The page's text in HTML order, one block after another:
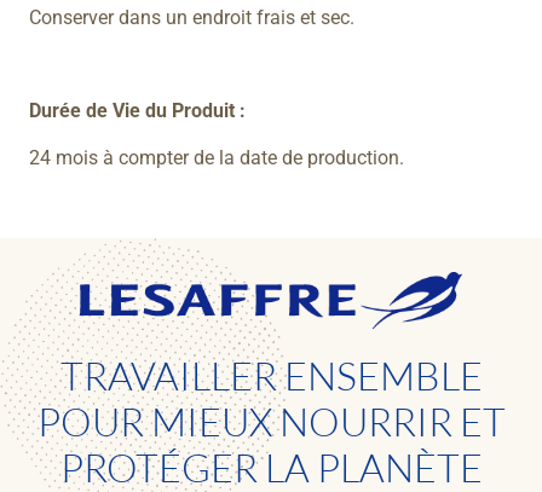
Conserver dans un endroit frais et sec.
Durée de Vie du Produit :
24 mois à compter de la date de production.
TRAVAILLER ENSEMBLE
POUR MIEUX NOURRIR ET
PROTÉGER LA PLANÈTE